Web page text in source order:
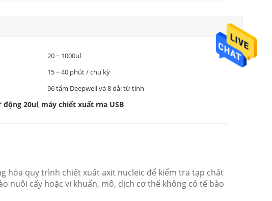
20 ~ 1000ul
15 ~ 40 phút / chu kỳ
96 tấm Deepwell và 8 dải từ tính
động 20ul, máy chiết xuất rna USB
hóa quy trình chiết xuất axit nucleic để kiểm tra tạp chất
nuôi cấy hoặc vi khuẩn, mô, dịch cơ thể không có tế bào